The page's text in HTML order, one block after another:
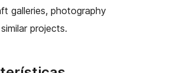
galleries, photography
projects.